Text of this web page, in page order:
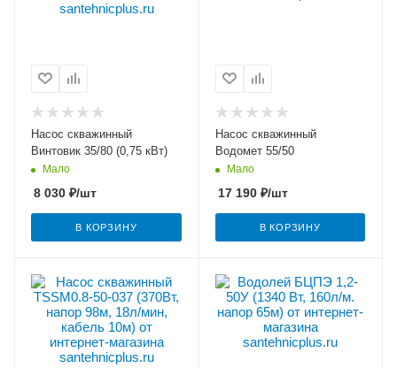
Насос скважинный
Винтовик 35/80 (0,75 кВт)
Мало
8 030 ₽/шт
В КОРЗИНУ
Насос скважинный
Водомет 55/50
Мало
17 190₽/шт
В КОРЗИНУ